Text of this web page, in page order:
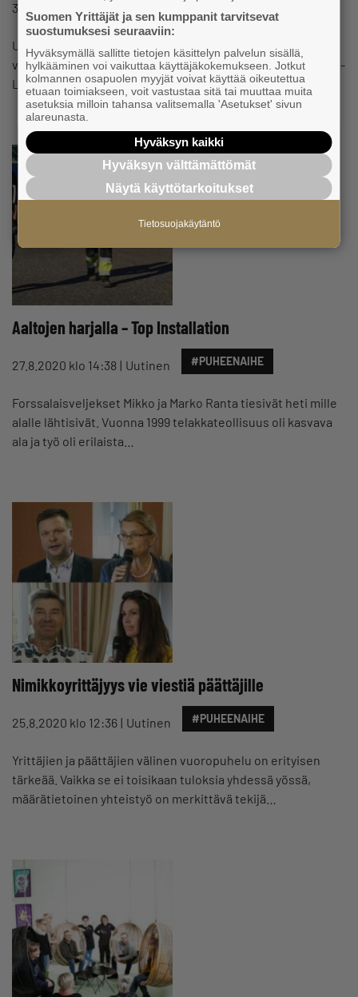
31.8.2020 klo 15:37 #PUHEENAIHE
UPM:n suunnitelma sulkea Kaipolan tehdas tietää isoja
vaikutuksia tehtaan arvoketjuihin. Säiliö- ja teräsrakenne A-
Luoto on tehnyt tehtaalle töitä jo 45…
Aaltojen harjalla – Top Installation
27.8.2020 klo 14:38 Uutinen #PUHEENAIHE
Forssalaisveljekset Mikko ja Marko Ranta tiesivät heti mille
alalle lähtisivät. Vuonna 1999 telakkateollisuus oli kasvava
ala ja työ oli erilaista…
Nimikkoyrittäjyys vie viestiä päättäjille
25.8.2020 klo 12:36 Uutinen #PUHEENAIHE
Yrittäjien ja päättäjien välinen vuoropuhelu on erityisen
tärkeää. Vaikka se ei toisikaan tuloksia yhdessä yössä,
määrätietoinen yhteistyö on merkittävä tekijä…
Suomen Yrittäjät ja sen kumppanit tarvitsevat
suostumuksesi seuraaviin:
Hyväksymällä sallitte tietojen käsittelyn palvelun sisällä,
hylkääminen voi vaikuttaa käyttäjäkokemukseen. Jotkut
kolmannen osapuolen myyjät voivat käyttää oikeutettua
etuaan toimiakseen, voit vastustaa sitä tai muuttaa muita
asetuksia milloin tahansa valitsemalla 'Asetukset' sivun
alareunasta.
Hyväksyn kaikki
Hyväksyn välttämättömät
Näytä käyttötarkoitukset
Tietosuojakäytäntö